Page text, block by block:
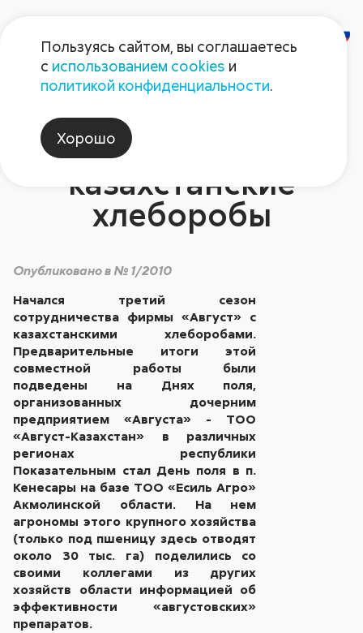
ДОБРО
ПОЖАЛОВАТЬ,
«АВГУСТ»! Говорят
казахстанские
хлеборобы
Опубликовано в № 1/2010
Начался третий сезон
сотрудничества фирмы «Август» с
казахстанскими хлеборобами.
Предварительные итоги этой
совместной работы были
подведены на Днях поля,
организованных дочерним
предприятием «Августа» - ТОО
«Август-Казахстан» в различных
регионах республики
Показательным стал День поля в п.
Кенесары на базе ТОО «Есиль Агро»
Акмолинской области. На нем
агрономы этого крупного хозяйства
(только под пшеницу здесь отводят
около 30 тыс. га) поделились со
своими коллегами из других
хозяйств области информацией об
эффективности «августовских»
препаратов.
Пользуясь сайтом, вы соглашаетесь
с использованием cookies и
политикой конфиденциальности.
Хорошо